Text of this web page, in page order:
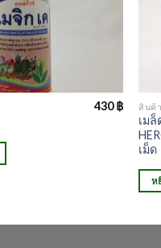
430฿ สินค้
เม
เม็ด
ห